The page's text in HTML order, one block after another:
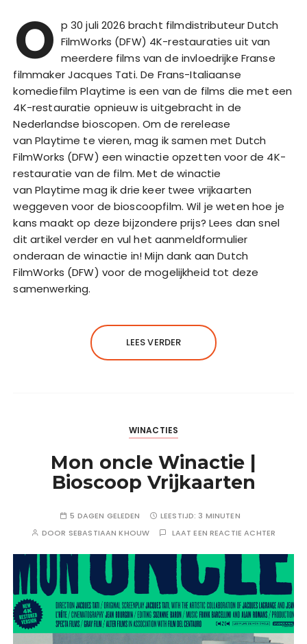
O p 30 juli 2026 bracht filmdistributeur Dutch
FilmWorks (DFW) 4K-restauraties uit van
meerdere films van de invloedrijke Franse
filmmaker Jacques Tati. De Frans-Italiaanse
komediefilm Playtime is een van de films die met een
4K-restauratie opnieuw is uitgebracht in de
Nederlandse bioscopen. Om de rerelease
van Playtime te vieren, mag ik samen met Dutch
FilmWorks (DFW) een winactie opzetten voor de 4K-
restauratie van de film. Met de winactie
van Playtime mag ik drie keer twee vrijkaarten
weggeven voor de bioscoopfilm. Wil je weten hoe je
kans maakt op deze bijzondere prijs? Lees dan snel
dit artikel verder en vul het aanmeldformulier
onderaan de winactie in! Mijn dank aan Dutch
FilmWorks (DFW) voor de mogelijkheid tot deze
samenwerking.
LEES VERDER
WINACTIES
Mon oncle Winactie |
Bioscoop Vrijkaarten
5 DAGEN GELEDEN LEESTIJD: 3 MINUTEN
DOOR SEBASTIAAN KHOUW LAAT EEN REACTIE ACHTER